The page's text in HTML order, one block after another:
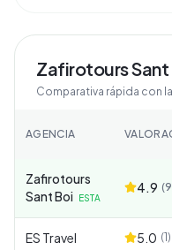
Zafirotours Sant
Comparativa rápida con
AGENCIA
Zafirotours
Sant Boi
ESTA
4.9 (
ES Travel 5.0 (1)